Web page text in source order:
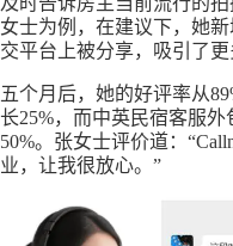
女士为例，在建议下，她
交平台上被分享，吸引了更
五个月后，她的好评率从
长25%，而中英民宿客服
50%。张女士评价道：
业，让我很放心。”